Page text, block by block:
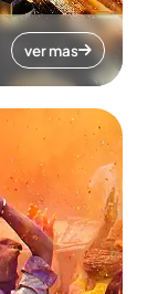
ver mas